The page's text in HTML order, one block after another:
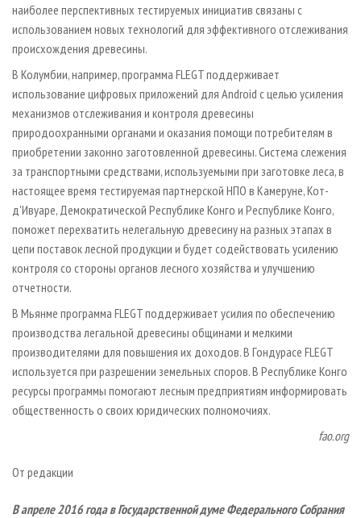
наиболее перспективных тестируемых инициатив связаны с
использованием новых технологий для эффективного отслеживания
происхождения древесины.
В Колумбии, например, программа FLEGT поддерживает
использование цифровых приложений для Аndroid с целью усиления
механизмов отслеживания и контроля древесины
природоохранными органами и оказания помощи потребителям в
приобретении законно заготовленной древесины. Система слежения
за транспортными средствами, используемыми при заготовке леса, в
настоящее время тестируемая партнерской НПО в Камеруне, Кот-
д'Ивуаре, Демократической Республике Конго и Республике Конго,
поможет перехватить нелегальную древесину на разных этапах в
цепи поставок лесной продукции и будет содействовать усилению
контроля со стороны органов лесного хозяйства и улучшению
отчетности.
В Мьянме программа FLEGT поддерживает усилия по обеспечению
производства легальной древесины общинами и мелкими
производителями для повышения их доходов. В Гондурасе FLEGT
используется при разрешении земельных споров. В Республике Конго
ресурсы программы помогают лесным предприятиям информировать
общественность о своих юридических полномочиях.
fao.org
От редакции
В апреле 2016 года в Государственной думе Федерального Собрания